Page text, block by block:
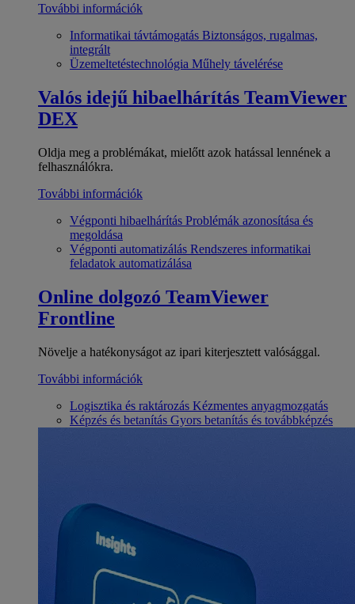
További információk
Informatikai távtámogatás Biztonságos, rugalmas,
integrált
Üzemeltetéstechnológia Műhely távelérése
Valós idejű hibaelhárítás TeamViewer
DEX
Oldja meg a problémákat, mielőtt azok hatással lennének a
felhasználókra.
További információk
Végponti hibaelhárítás Problémák azonosítása és
megoldása
Végponti automatizálás Rendszeres informatikai
feladatok automatizálása
Online dolgozó TeamViewer
Frontline
Növelje a hatékonyságot az ipari kiterjesztett valósággal.
További információk
Logisztika és raktározás Kézmentes anyagmozgatás
Képzés és betanítás Gyors betanítás és továbbképzés